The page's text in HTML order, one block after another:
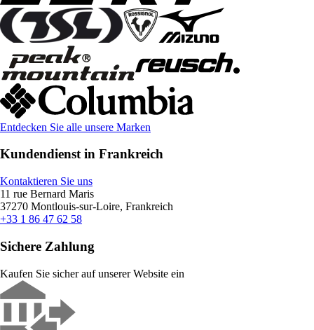
Entdecken Sie alle unsere Marken
Kundendienst in Frankreich
Kontaktieren Sie uns
11 rue Bernard Maris
37270 Montlouis-sur-Loire, Frankreich
+33 1 86 47 62 58
Sichere Zahlung
Kaufen Sie sicher auf unserer Website ein